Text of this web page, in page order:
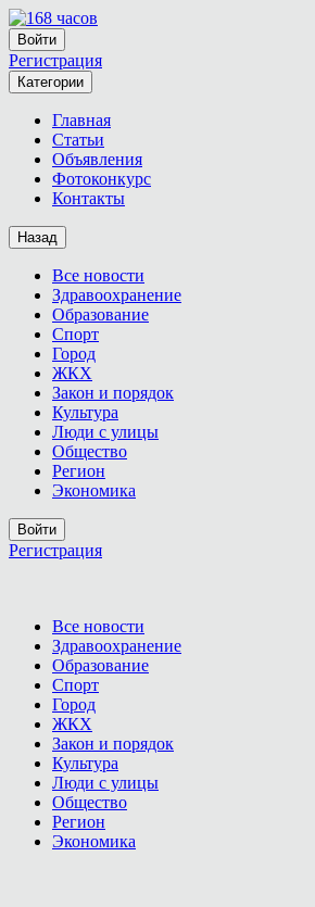
Войти
Регистрация
Категории
Главная
Статьи
Объявления
Фотоконкурс
Контакты
Назад
Все новости
Здравоохранение
Образование
Спорт
Город
ЖКХ
Закон и порядок
Культура
Люди с улицы
Общество
Регион
Экономика
Войти
Регистрация
Все новости
Здравоохранение
Образование
Спорт
Город
ЖКХ
Закон и порядок
Культура
Люди с улицы
Общество
Регион
Экономика